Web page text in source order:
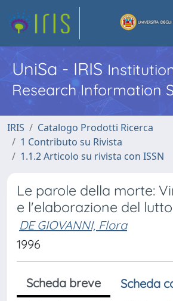
UniSa - IRIS
Research Information
IRIS
Catalogo Prodotti Ricerca
1 Contributo su Rivista
1.1.2 Articolo su rivista con ISSN
Le parole della morte:
e l'elaborazione del lutto
DE GIOVANNI, Flora
1996
Scheda breve
Scheda